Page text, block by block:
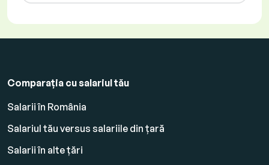
Comparația cu salariul tău
Salarii în România
Salariul tău versus salariile din țară
Salarii în alte țări